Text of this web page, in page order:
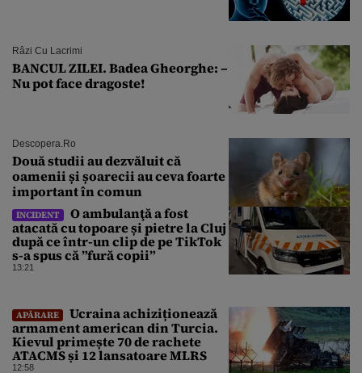
Râzi Cu Lacrimi
BANCUL ZILEI. Badea Gheorghe: –
Nu pot face dragoste!
Descopera.ro
Două studii au dezvăluit că
oamenii și șoarecii au ceva foarte
important în comun
INCIDENT
O ambulanţă a fost
atacată cu topoare și pietre la Cluj
după ce într-un clip de pe TikTok
s-a spus că ”fură copii”
13:21
APĂRARE
Ucraina achiziționează
armament american din Turcia.
Kievul primește 70 de rachete
ATACMS și 12 lansatoare MLRS
12:58